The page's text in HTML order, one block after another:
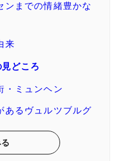
ンまでの情緒豊かな
来
どころ
・ミュンヘン
あるヴュルツブルグ